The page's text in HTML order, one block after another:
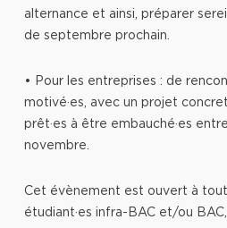
alternance et ainsi, préparer
de septembre prochain.
• Pour les entreprises : de
motivé·es, avec un projet
prêt·es à être embauché·es
novembre.
Cet évènement est ouvert à
étudiant·es infra-BAC et/ou